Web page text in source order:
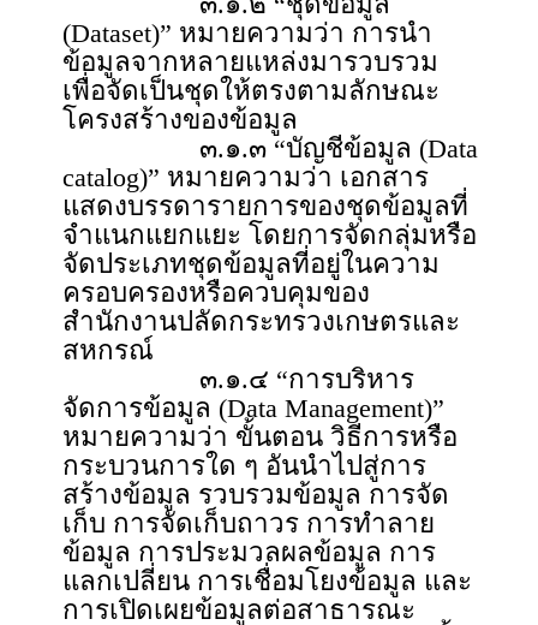
(Dataset)” หมายความว่า การนำ
ข้อมูลจากหลายแหล่งมารวบรวม
เพื่อจัดเป็นชุดให้ตรงตามลักษณะ
โครงสร้างของข้อมูล
๓.๑.๓ “บัญชีข้อมูล (Data
catalog)” หมายความว่า เอกสาร
แสดงบรรดารายการของชุดข้อมูลที่
จำแนกแยกแยะ โดยการจัดกลุ่มหรือ
จัดประเภทชุดข้อมูลที่อยู่ในความ
ครอบครองหรือควบคุมของ
สำนักงานปลัดกระทรวงเกษตรและ
สหกรณ์
๓.๑.๔ “การบริหาร
จัดการข้อมูล (Data Management)”
หมายความว่า ขั้นตอน วิธีการหรือ
กระบวนการใด ๆ อันนำไปสู่การ
สร้างข้อมูล รวบรวมข้อมูล การจัด
เก็บ การจัดเก็บถาวร การทำลาย
ข้อมูล การประมวลผลข้อมูล การ
แลกเปลี่ยน การเชื่อมโยงข้อมูล และ
การเปิดเผยข้อมูลต่อสาธารณะ